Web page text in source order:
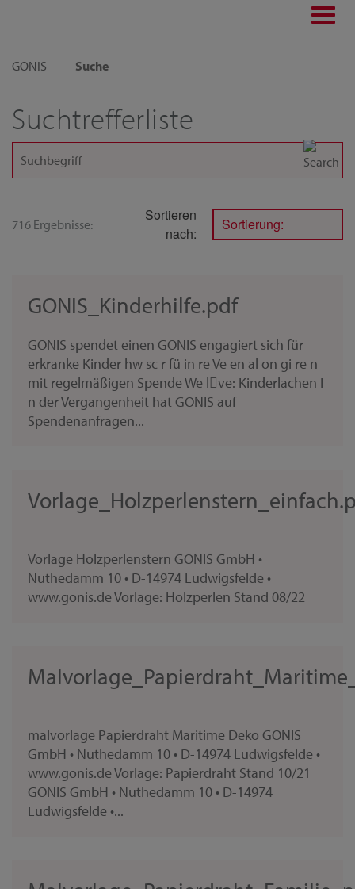
GONIS
Suche
Suchtrefferliste
716 Ergebnisse:
Sortieren
nach:
Sortierung:
GONIS_Kinderhilfe.pdf
GONIS spendet einen GONIS engagiert sich für
erkranke Kinder hw sc r fü in re Ve en al on gi re n
mit regelmäßigen Spende We lve: Kinderlachen I
n der Vergangenheit hat GONIS auf
Spendenanfragen...
Vorlage Holzperlenstern GONIS GmbH •
Nuthedamm 10 • D-14974 Ludwigsfelde •
www.gonis.de Vorlage: Holzperlen Stand 08/22
malvorlage Papierdraht Maritime Deko GONIS
GmbH • Nuthedamm 10 • D-14974 Ludwigsfelde •
www.gonis.de Vorlage: Papierdraht Stand 10/21
GONIS GmbH • Nuthedamm 10 • D-14974
Ludwigsfelde •...